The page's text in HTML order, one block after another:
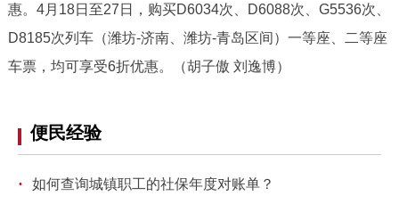
走进北京
多语种
惠。4月18日至27日，购买D6034次、D6088次、G5536次、
D8185次列车（潍坊-济南、潍坊-青岛区间）一等座、二等座
车票，均可享受6折优惠。（胡子傲 刘逸博）
便民经验
· 如何查询城镇职工的社保年度对账单？